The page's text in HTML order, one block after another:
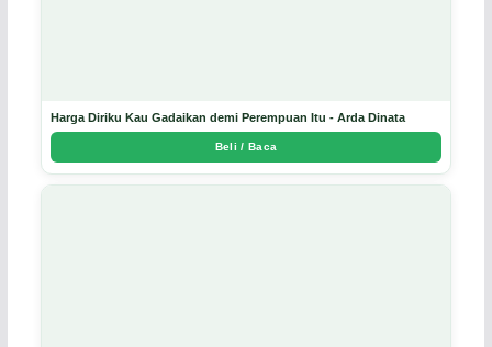
Harga Diriku Kau Gadaikan demi Perempuan Itu - Arda Dinata
Beli / Baca